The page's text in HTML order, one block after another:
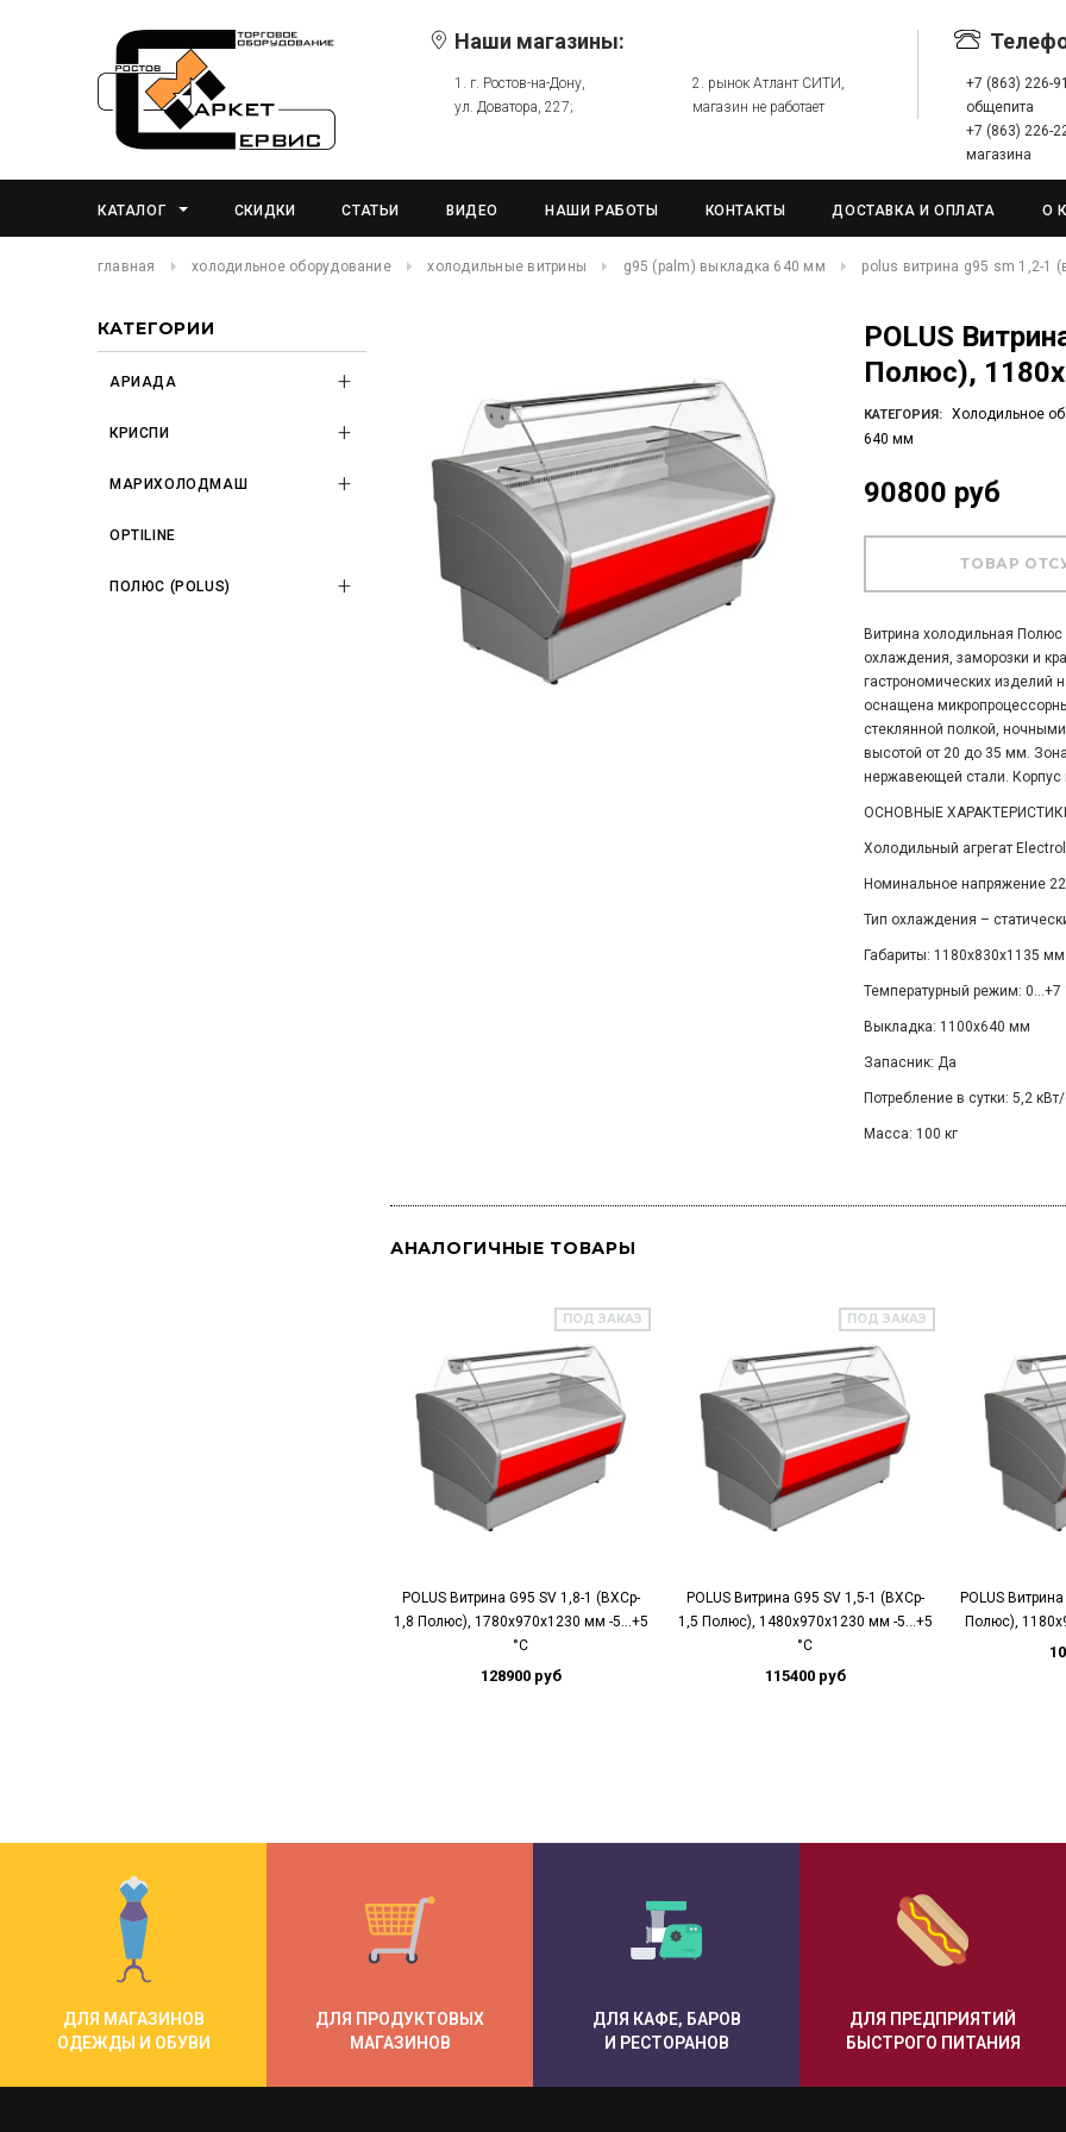
Наши магазины:
1. г. Ростов-на-Дону,
ул. Доватора, 227;
2. рынок Атлант СИТИ,
магазин не работает
+7 (863) 226-
общепита
+7 (863) 226-
магазина
КАТАЛОГ СКИДКИ СТАТЬИ ВИДЕО НАШИ РАБОТЫ КОНТАКТЫ ДОСТАВКА И ОПЛАТА О
главная холодильное оборудование холодильные витрины g95 (palm) выкладка 640 мм polus витрина g95 sm 1,2-1
КАТЕГОРИИ
АРИАДА
КРИСПИ
МАРИХОЛОДМАШ
OPTILINE
ПОЛЮС (POLUS)
POLUS Витрина G95 SM 1,2-1 (ВХС-1,2
Полюс),
КАТЕГОРИЯ: Холодильное
640 мм
90800 руб
Витрина холодильная
охлаждения, заморозки и
гастрономических изделий
оснащена
стеклянной полкой,
высотой от 20 до 35 мм.
нержавеющей стали. Корпус
ОСНОВНЫЕ
Холодильный агрегат
Номинальное напряжение
Тип охлаждения –
Габариты: 1180х830х1135 мм
Температурный режим: 0...+7
Выкладка: 1100х640 мм
Запасник: Да
Потребление в сутки: 5,2 кВт/
Масса: 100 кг
АНАЛОГИЧНЫЕ ТОВАРЫ
ПОД ЗАКАЗ
POLUS Витрина G95 SV 1,8-1 (ВХСр-
1,8 Полюс), 1780х970х1230 мм -5…+5
°C
128900 руб
ПОД ЗАКАЗ
POLUS Витрина G95 SV 1,5-1 (ВХСр-
1,5 Полюс), 1480х970х1230 мм -5…+5
°C
115400 руб
POLUS
Полюс),
ДЛЯ МАГАЗИНОВ
ОДЕЖДЫ И ОБУВИ
ДЛЯ ПРОДУКТОВЫХ
МАГАЗИНОВ
ДЛЯ КАФЕ, БАРОВ
И РЕСТОРАНОВ
ДЛЯ ПРЕДПРИЯТИЙ
БЫСТРОГО ПИТАНИЯ